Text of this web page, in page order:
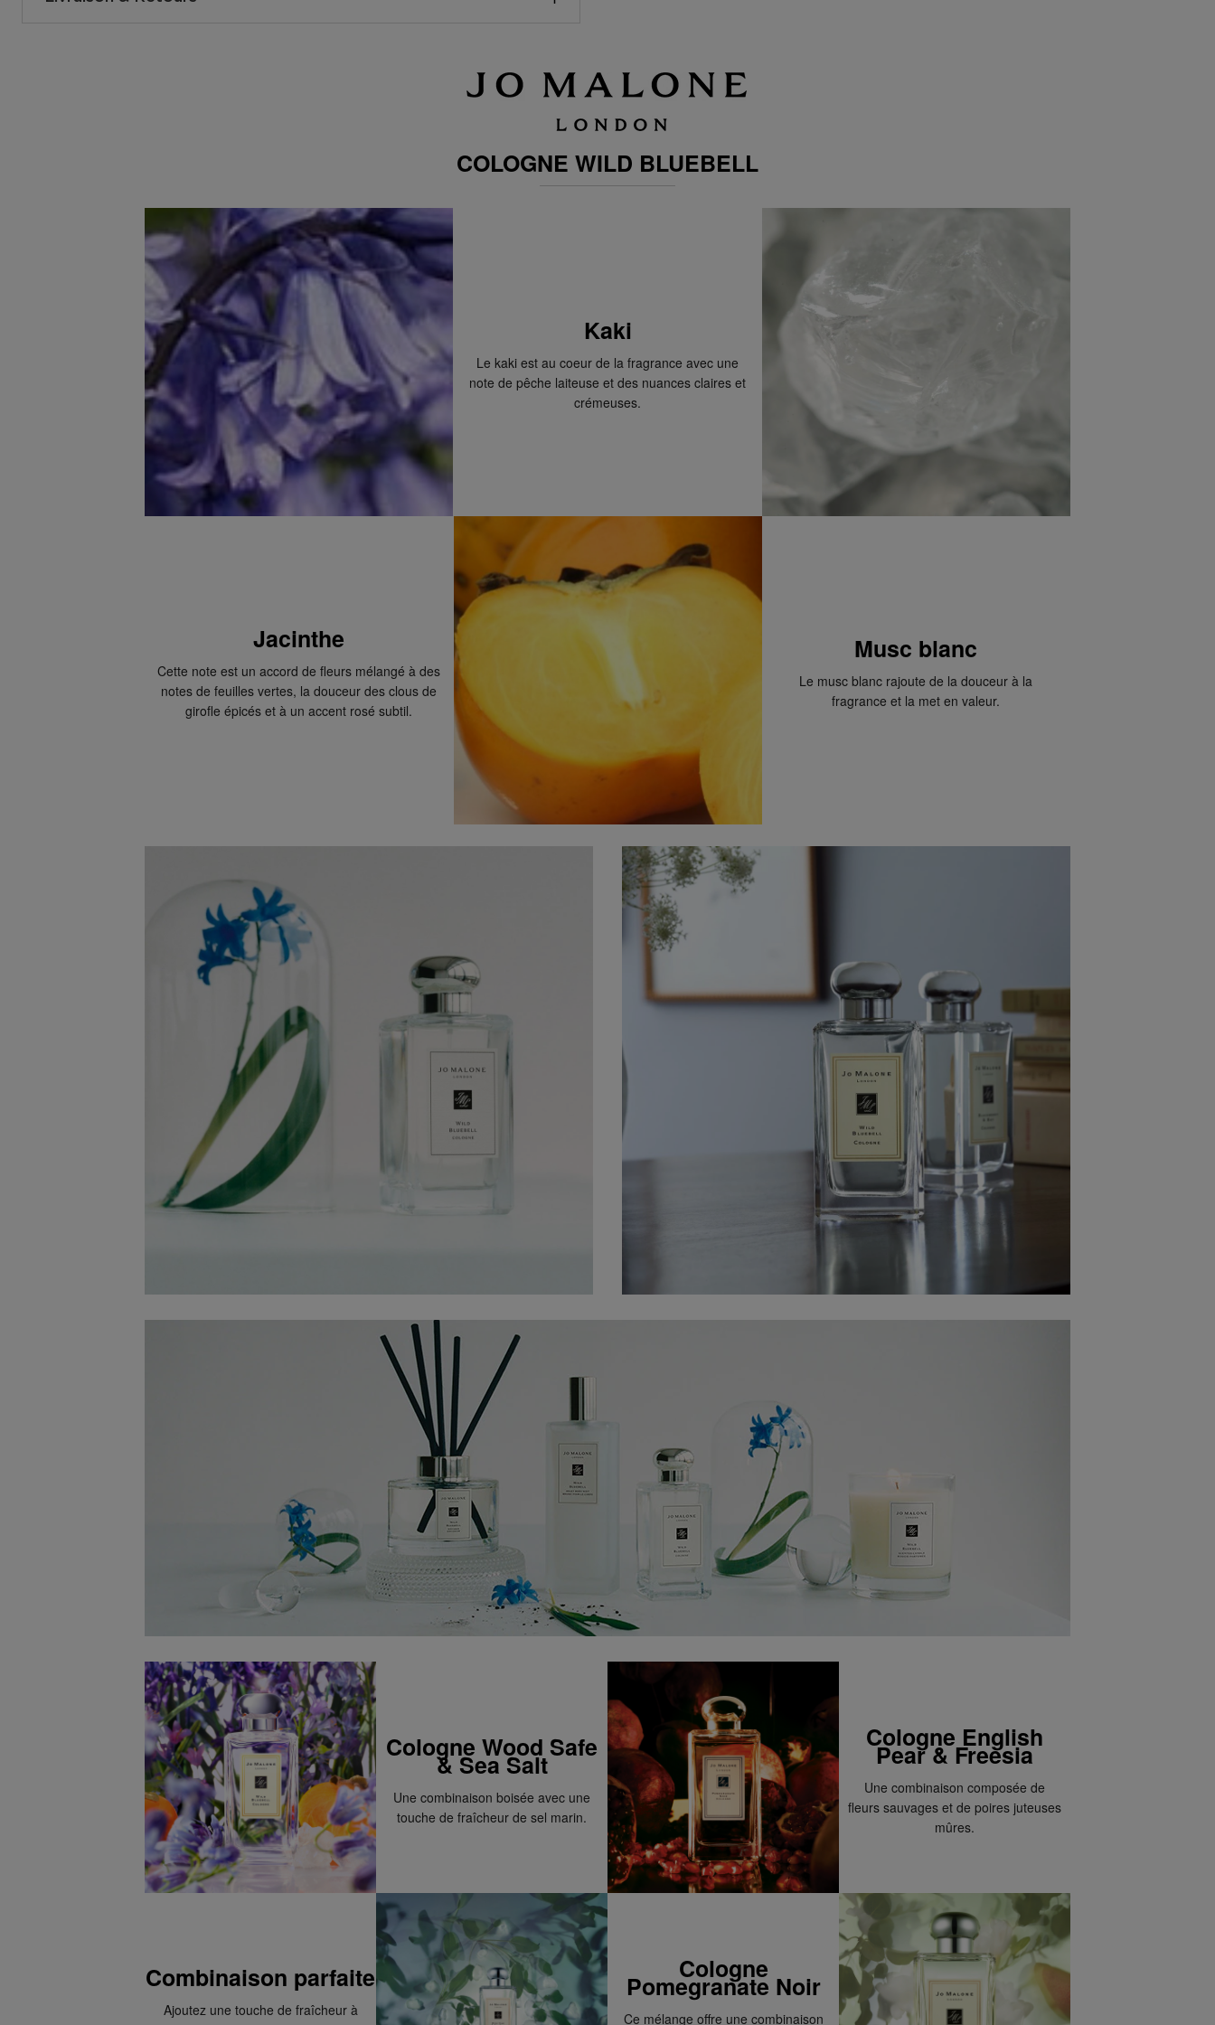
EAN code:690251021741
magasins ou dans un point postal. Vous pouvez voir la date de livraison prévue
Bpost vous livre du lundi au vendredi entre 8h00 et 17h00. Vous n'êtes pas à la
maison ? Le livreur déposera un bon de livraison dans votre boîte aux lettres à
l'endroit où vous pourrez récupérer votre colis.
Retrait dans l'un de nos magasins ou dans un point postal ?
Dès que votre colis est prêt, vous recevrez un email. Vous pouvez le récupérer
sur présentation du code track & trace.
Accédez à plus d’informations et à la FAQ sur la livraison.
Après réception de votre commande, vous disposez de 14 jours pour la retourner
(partiellement) ou l'annuler. Après l'annulation, vous disposez d'un délai
supplémentaire de 14 jours pour retourner les produits. Pour annuler votre
commande, vous pouvez nous contacter ou utiliser
ous pouvez également retourner ou échanger le produit dans un magasin près de
chez vous. Vous n’avez pas besoin de remplir un formulaire de retour pour cela.
Accédez à plus d’informations et à la FAQ sur les retours.
D'autres questions sur la commande ? Vous pouvez le trouver sur notre page
COLOGNE WILD BLUEBELL
Jacinthe
Cette note est un accord de fleurs mélangé à des
notes de feuilles vertes, la douceur des clous de
girofle épicés et à un accent rosé subtil.
Kaki
Le kaki est au coeur de la fragrance avec une
note de pêche laiteuse et des nuances claires et
crémeuses.
Musc blanc
Le musc blanc rajoute de la douceur à la
fragrance et la met en valeur.
Combinaison parfaite
Ajoutez une touche de fraîcheur à
Cologne Wood Safe
& Sea Salt
Une combinaison boisée avec une
touche de fraîcheur de sel marin.
Cologne
Pomegranate Noir
Ce mélange offre une combinaison
Cologne English
Pear & Freesia
Une combinaison composée de
fleurs sauvages et de poires juteuses
mûres.